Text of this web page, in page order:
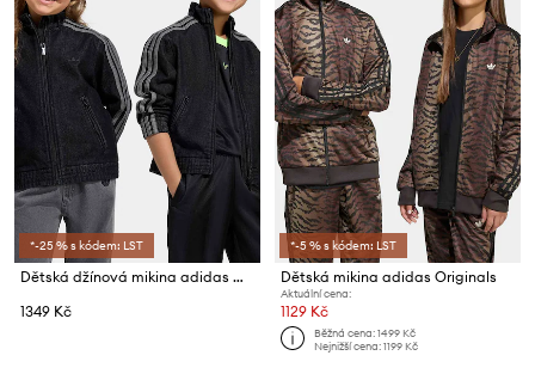
*-25 % s kódem: LST
Dětská džínová mikina adidas Originals
1349 Kč
*-5 % s kódem: LST
Dětská mikina adidas Originals
Aktuální cena:
1129 Kč
Běžná cena:1499 Kč
Nejnižší cena:1199 Kč